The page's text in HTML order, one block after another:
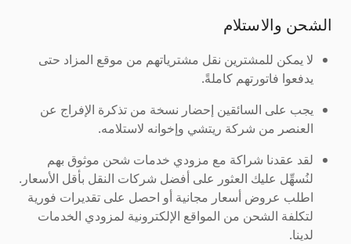
الشحن والاستلام
لا يمكن للمشترين نقل مشترياتهم من موقع المزاد حتى
يدفعوا فاتورتهم كاملةً.
يجب على السائقين إحضار نسخة من تذكرة الإفراج عن
العنصر من شركة ريتشي وإخوانه لاستلامه.
لقد عقدنا شراكة مع مزودي خدمات شحن موثوق بهم
لنُسهِّل عليك العثور على أفضل شركات النقل بأقل الأسعار.
اطلب عروض أسعار مجانية أو احصل على تقديرات فورية
لتكلفة الشحن من المواقع الإلكترونية لمزودي الخدمات
لدينا.